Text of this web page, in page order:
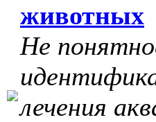
животных
Не
лечения